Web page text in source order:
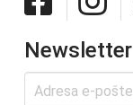
Newsletter